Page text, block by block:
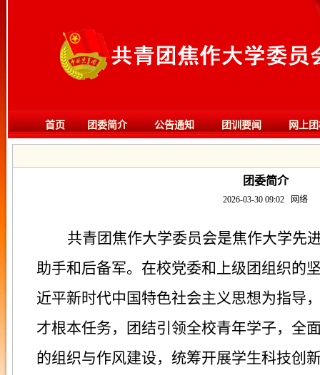
首页 团委简介 公告通知 团训要闻 网上
团委简介
2026-03-30 09:02 网络
共青团焦作大学委员会是焦作大学先
助手和后备军。在校党委和上级团组织的
近平新时代中国特色社会主义思想为指导
才根本任务，团结引领全校青年学子，全
的组织与作风建设，统筹开展学生科技创